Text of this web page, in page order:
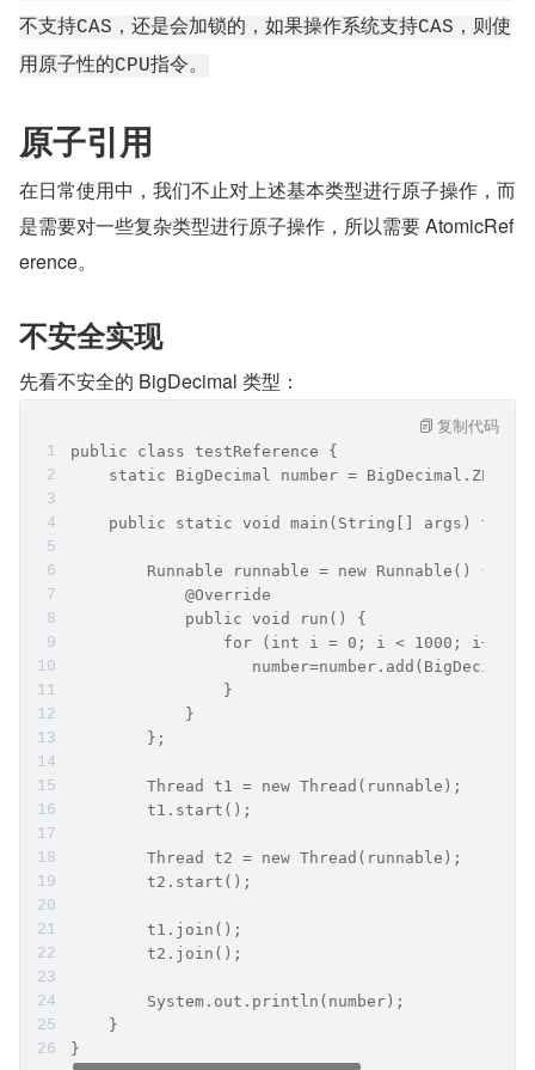
不支持CAS，还是会加锁的，如果操作系统支持CAS，则使
用原子性的CPU指令。
原子引用
在日常使用中，我们不止对上述基本类型进行原子操作，而
是需要对一些复杂类型进行原子操作，所以需要 AtomicRef
erence。
不安全实现
先看不安全的 BigDecimal 类型：
public class testReference {
    static BigDecimal number = BigDecimal.ZERO;
public static void main(String[] args)
        Runnable runnable = new Runnable() {
            @Override
            public void run() {
                for (int i = 0; i < 1000; i++) {
                }
            }
        };
        Thread t1 = new Thread(runnable);
        t1.start();
        Thread t2 = new Thread(runnable);
        t2.start();
        t1.join();
        t2.join();
        System.out.println(number);
    }
}
复制代码